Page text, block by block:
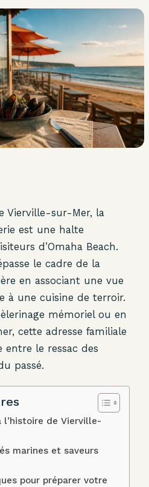
Vierville-sur-Mer, la
est une halte
d’Omaha Beach.
le cadre de la
en associant une vue
à une cuisine de terroir.
mémoriel ou en
cette adresse familiale
le ressac des
passé.
l’histoire de Vierville-
marines et saveurs
pour préparer votre